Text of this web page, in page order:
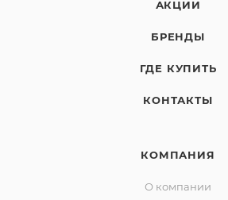
АКЦИИ
БРЕНДЫ
ГДЕ КУПИТЬ
КОНТАКТЫ
КОМПАНИЯ
О компании